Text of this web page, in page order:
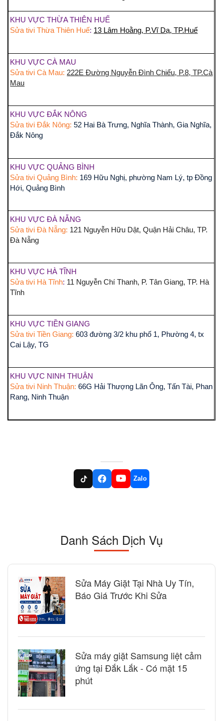
KHU VỰC THỪA THIÊN HUẾ
Sửa tivi Thừa Thiên Huế: 13 Lâm Hoằng, P.Vĩ Dạ, TP.Huế
KHU VỰC CÀ MAU
Sửa tivi Cà Mau: 222E Đường Nguyễn Đình Chiểu, P.8, TP.Cà
Mau
KHU VỰC ĐẮK NÔNG
Sửa tivi Đắk Nông: 52 Hai Bà Trưng, Nghĩa Thành, Gia Nghĩa,
Đắk Nông
KHU VỰC QUẢNG BÌNH
Sửa tivi Quảng Bình: 169 Hữu Nghị, phường Nam Lý, tp Đồng
Hới, Quảng Bình
KHU VỰC ĐÀ NẴNG
Sửa tivi Đà Nẵng: 121 Nguyễn Hữu Dật, Quận Hải Châu, TP.
Đà Nẵng
KHU VỰC HÀ TĨNH
Sửa tivi Hà Tĩnh: 11 Nguyễn Chí Thanh, P. Tân Giang, TP. Hà
Tĩnh
KHU VỰC TIỀN GIANG
Sửa tivi Tiền Giang: 603 đường 3/2 khu phố 1, Phường 4, tx
Cai Lậy, TG
KHU VỰC NINH THUẬN
Sửa tivi Ninh Thuận: 66G Hải Thượng Lãn Ông, Tấn Tài, Phan
Rang, Ninh Thuận
Zalo
Danh Sách Dịch Vụ
Sửa Máy Giặt Tại Nhà Uy Tín,
Báo Giá Trước Khi Sửa
Sửa máy giặt Samsung liệt cảm
ứng tại Đắk Lắk - Có mặt 15
phút